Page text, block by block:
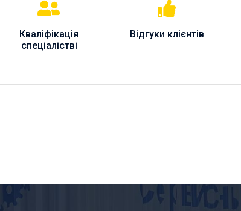
Кваліфікація
спеціалістві
Відгуки клієнтів